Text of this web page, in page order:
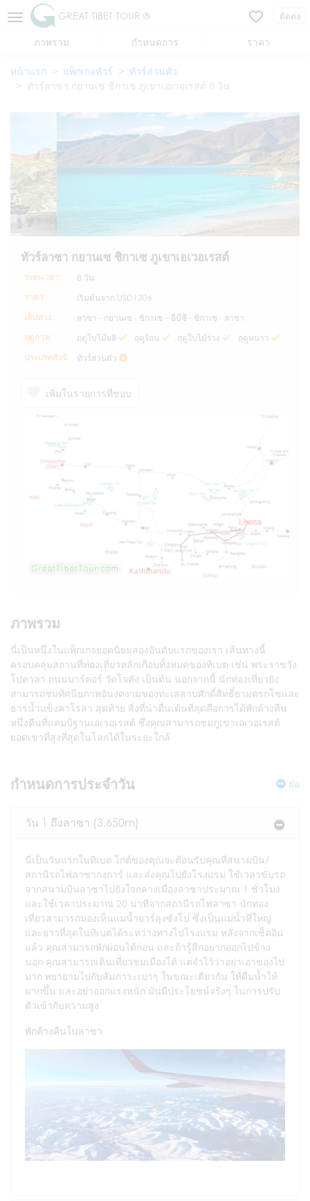
GREAT TIBET TOUR ® ติดต่อ
ภาพรวม กำหนดการ ราคา
หน้าแรก แพ็กเกจทัวร์
ทัวร์ส่วนตัว
ทัวร์ลาซา กยานเซ ชิกาเซ ภูเขาเอเวอเรสต์ 8 วัน
ทัวร์ลาซา กยานเซ ชิกาเซ ภูเขาเอเวอเรสต์
ระยะเวลา:
8 วัน
ราคา:
เริ่มต้นจาก USD1306
เส้นทาง:
ลาซา - กยานเซ - ชิกาเซ – อีบีซี - ชิกาเซ - ลาซา
ฤดูกาล:
ฤดูใบไม้ผลิ ฤดูร้อน ฤดูใบไม้ร่วง
ฤดูหนาว
ประเภททัวร์:
ทัวร์ส่วนตัว
เพิ่มในรายการที่ชอบ
ภาพรวม
นี่เป็นหนึ่งในแพ็กเกจยอดนิยมสองอันดับแรกของเรา เส้นทางนี้
ครอบคลุมสถานที่ท่องเที่ยวหลักเกือบทั้งหมดของทิเบต เช่น พระราชวัง
โปตาลา ถนนบาร์คอร์ วัดโจคัง เป็นต้น นอกจากนี้ นักท่องเที่ยวยัง
สามารถชมทัศนียภาพอันงดงามของทะเลสาบศักดิ์สิทธิ์ยามดรกโซและ
ธารน้ำแข็งคาโรลา สุดท้าย สิ่งที่น่าตื่นเต้นที่สุดคือการได้พักค้างคืน
หนึ่งคืนที่แคมป์ฐานเอเวอเรสต์ ซึ่งคุณสามารถชมภูเขาเอเวอเรสต์
ยอดเขาที่สูงที่สุดในโลกได้ในระยะใกล้
กำหนดการประจำวัน ย่อ
วัน 1 ถึงลาซา (3,650m)
นี่เป็นวันแรกในทิเบต ไกด์ของคุณจะต้อนรับคุณที่สนามบิน/
สถานีรถไฟลาซากงการ์ และส่งคุณไปยังโรงแรม ใช้เวลาขับรถ
จากสนามบินลาซาไปยังใจกลางเมืองลาซาประมาณ 1 ชั่วโมง
และใช้เวลาประมาณ 20 นาทีจากสถานีรถไฟลาซา นักท่อง
เที่ยวสามารถมองเห็นแม่น้ำยาร์ลุงซังโป ซึ่งเป็นแม่น้ำที่ใหญ่
และยาวที่สุดในทิเบตได้ระหว่างทางไปโรงแรม หลังจากเช็คอิน
แล้ว คุณสามารถพักผ่อนได้ก่อน และถ้ารู้สึกอยากออกไปข้าง
นอก คุณสามารถเดินเที่ยวชมเมืองได้ แต่จำไว้ว่าอย่าเอาของไป
มาก พยายามไปกับสัมภาระเบาๆ ในขณะเดียวกัน ให้ดื่มน้ำให้
มากขึ้น และอย่าออกแรงหนัก มันมีประโยชน์จริงๆ ในการปรับ
ตัวเข้ากับความสูง
พักค้างคืนในลาซา